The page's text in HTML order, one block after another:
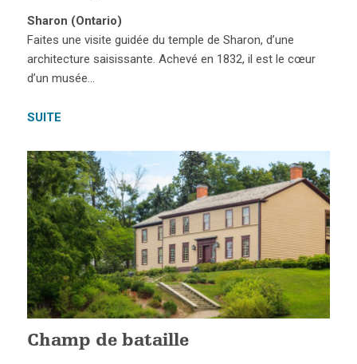
Sharon (Ontario)
Faites une visite guidée du temple de Sharon, d’une
architecture saisissante. Achevé en 1832, il est le cœur
d’un musée…
SUITE
Champ de bataille